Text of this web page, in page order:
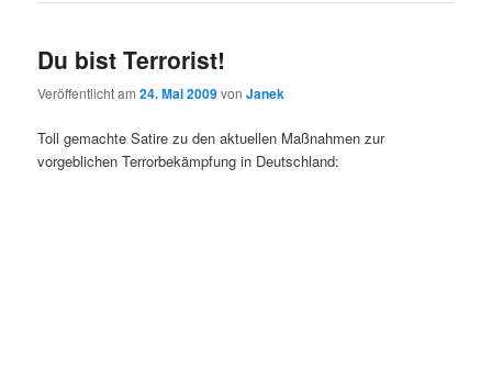
Du bist Terrorist!
Veröffentlicht am24. Mai 2009vonJanek
Toll gemachte Satire zu den aktuellen Maßnahmen zur
vorgeblichen Terrorbekämpfung in Deutschland: